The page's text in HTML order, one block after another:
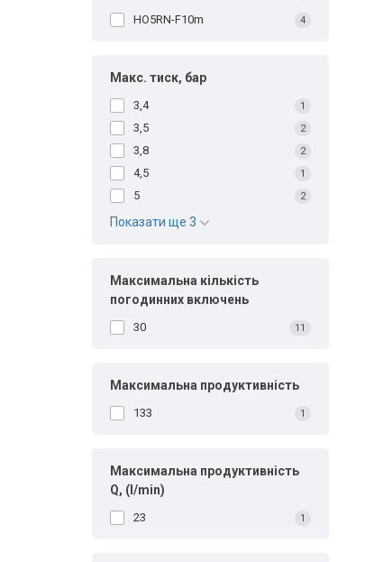
HO5RN-F10m 4
Макс. тиск, бар
3,4 1
3,5 2
3,8 2
4,5 1
5 2
Показати ще 3
Максимальна кількість
погодинних включень
30 11
Максимальна продуктивність
133 1
Максимальна продуктивність
Q, (I/min)
23 1